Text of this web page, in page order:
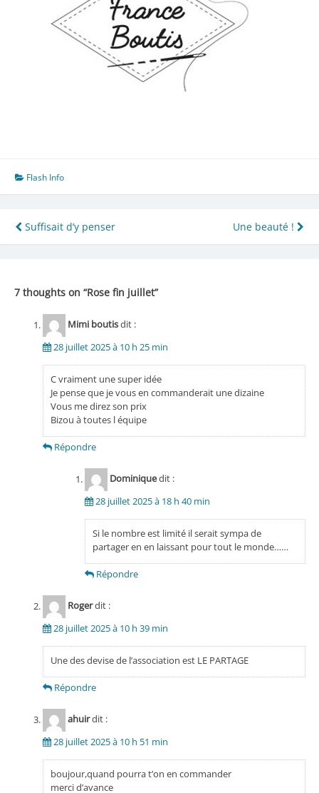
Flash Info
Navigation
de
Suffisait d’y penser Une beauté !
7 thoughts on “Rose fin juillet”
Mimi boutisdit :
28 juillet 2025 à 10 h 25 min
C vraiment une super idée
Je pense que je vous en commanderait une dizaine
Vous me direz son prix
Bizou à toutes l équipe
Répondre
Dominiquedit :
28 juillet 2025 à 18 h 40 min
Si le nombre est limité il serait sympa de
partager en en laissant pour tout le monde……
Répondre
Rogerdit :
28 juillet 2025 à 10 h 39 min
Une des devise de l’association est LE PARTAGE
Répondre
ahuirdit :
28 juillet 2025 à 10 h 51 min
boujour,quand pourra t’on en commander
merci d’avance